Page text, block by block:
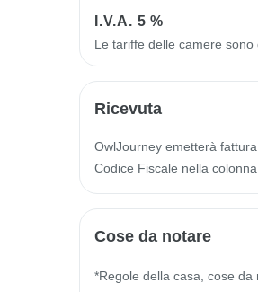
I.V.A. 5 %
Le tariffe delle camere
Ricevuta
OwlJourney emetterà
Codice Fiscale nella
Cose da notare
*Regole della casa, cose